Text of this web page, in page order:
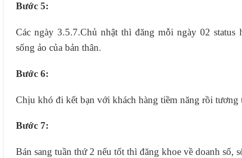
Bước 5:
Các ngày 3.5.7.Chủ nhật thì đăng mỗi ngày 02
sống ảo của bản thân.
Bước 6:
Chịu khó đi kết bạn với khách hàng tiềm năng rồi tương
Bước 7:
Bán sang tuần thứ 2 nếu tốt thì đăng khoe về doanh số,